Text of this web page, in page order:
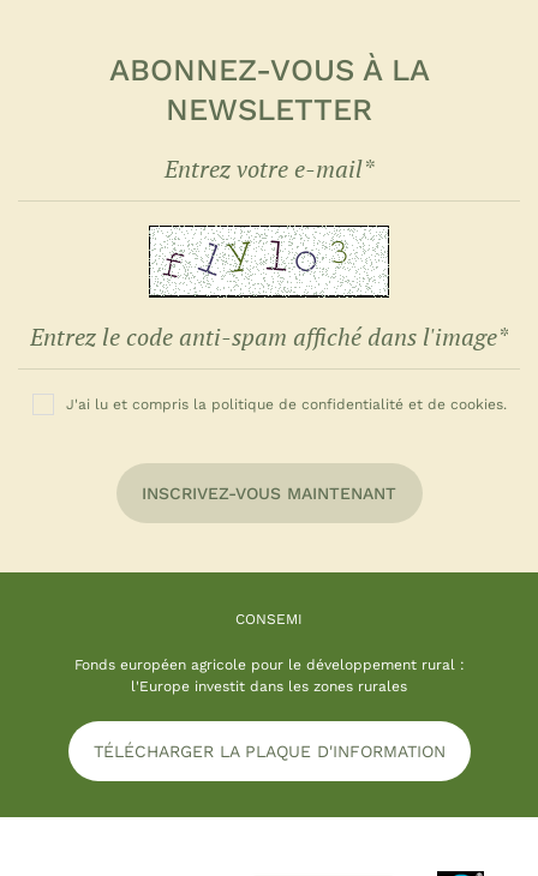
ABONNEZ-VOUS À LA
NEWSLETTER
J'ai lu et compris la politique de confidentialité et de cookies.
INSCRIVEZ-VOUS MAINTENANT
CONSEMI
Fonds européen agricole pour le développement rural :
l'Europe investit dans les zones rurales
TÉLÉCHARGER LA PLAQUE D'INFORMATION